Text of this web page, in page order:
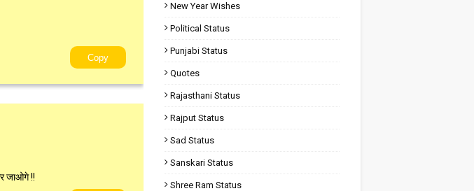
Copy
जाओगे !!
New Year Wishes
Political Status
Punjabi Status
Quotes
Rajasthani Status
Rajput Status
Sad Status
Sanskari Status
Shree Ram Status